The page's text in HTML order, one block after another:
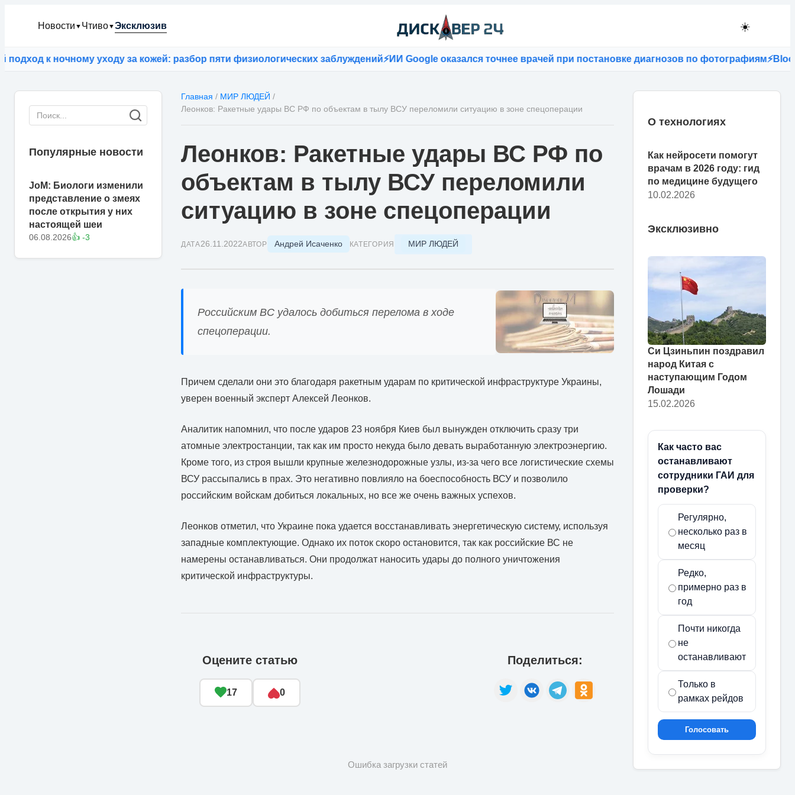
Новости ▼ Чтиво▼Эксклюзив ☀️
к ночному уходу за кожей: разбор пяти физиологических заблуждений⚡ИИ Google оказался точнее врачей при постановке диагнозов по фотографиям⚡
Популярные новости
JoM: Биологи изменили
представление о змеях
после открытия у них
настоящей шеи
06.08.2026👍 -3
Главная / МИР ЛЮДЕЙ /
Леонков: Ракетные удары ВС РФ по объектам в тылу ВСУ переломили ситуацию в зоне спецоперации
Леонков: Ракетные удары ВС РФ по
объектам в тылу ВСУ переломили
ситуацию в зоне спецоперации
ДАТА26.11.2022АВТОР Андрей Исаченко КАТЕГОРИЯ МИР ЛЮДЕЙ
Российским ВС удалось добиться перелома в ходе
спецоперации.
Причем сделали они это благодаря ракетным ударам по критической инфраструктуре Украины,
уверен военный эксперт Алексей Леонков.
Аналитик напомнил, что после ударов 23 ноября Киев был вынужден отключить сразу три
атомные электростанции, так как им просто некуда было девать выработанную электроэнергию.
Кроме того, из строя вышли крупные железнодорожные узлы, из-за чего все логистические схемы
ВСУ рассыпались в прах. Это негативно повлияло на боеспособность ВСУ и позволило
российским войскам добиться локальных, но все же очень важных успехов.
Леонков отметил, что Украине пока удается восстанавливать энергетическую систему, используя
западные комплектующие. Однако их поток скоро остановится, так как российские ВС не
намерены останавливаться. Они продолжат наносить удары до полного уничтожения
критической инфраструктуры.
Оцените статью
17 0
Поделиться:
Ошибка загрузки статей
О технологиях
Как нейросети помогут
врачам в 2026 году: гид
по медицине будущего
10.02.2026
Эксклюзивно
Си Цзиньпин поздравил
народ Китая с
наступающим Годом
Лошади
15.02.2026
Как часто вас
останавливают
сотрудники ГАИ для
проверки?
Регулярно,
несколько раз в
месяц
Редко,
примерно раз в
год
Почти никогда
не
останавливают
Только в
рамках рейдов
Голосовать